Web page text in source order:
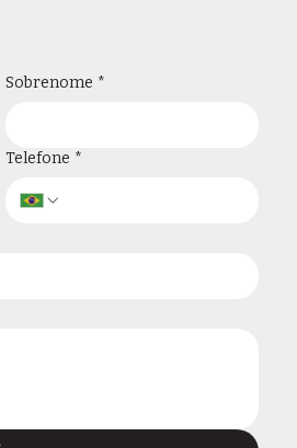
Sobrenome *
Telefone *